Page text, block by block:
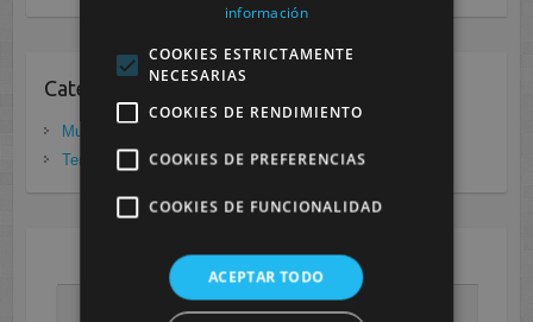
Categorias
Murcia
Tenerife
X J V
información
COOKIES ESTRICTAMENTE
NECESARIAS
COOKIES DE RENDIMIENTO
COOKIES DE PREFERENCIAS
COOKIES DE FUNCIONALIDAD
ACEPTAR TODO